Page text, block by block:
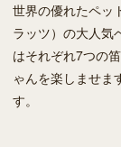
世界の優れたペッ
ラッツ）の大人気
はそれぞれ7つの
ゃんを楽しませま
す。